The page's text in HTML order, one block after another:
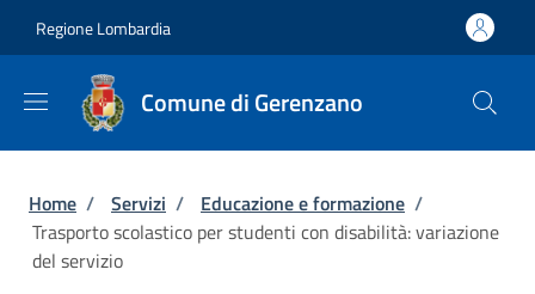
Regione Lombardia
Comune di Gerenzano
Briciole di pane
Home / Servizi / Educazione e formazione /
Trasporto scolastico per studenti con disabilità: variazione
del servizio